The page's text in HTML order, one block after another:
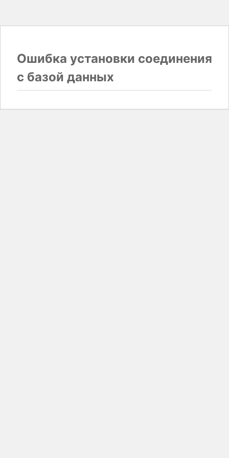
Ошибка установки соединения
с базой данных